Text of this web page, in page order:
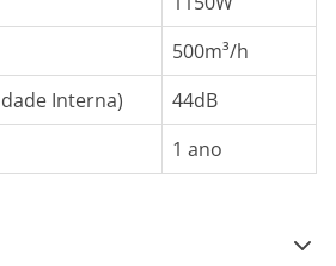
500m³/h
Interna)
44dB
1 ano